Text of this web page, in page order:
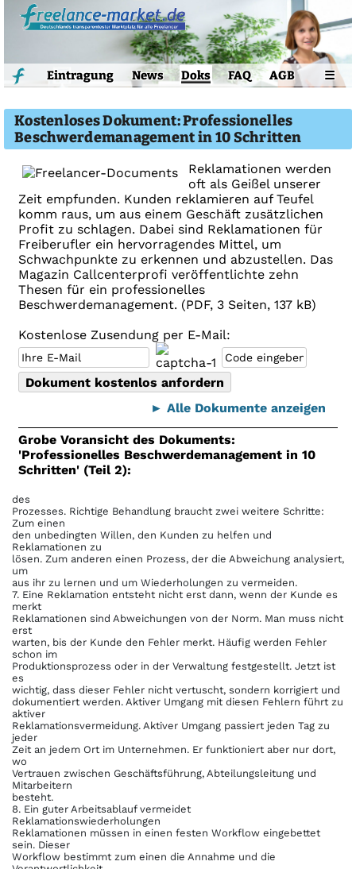
Eintragung News Doks FAQ AGB ☰
Kostenloses Dokument: Professionelles
Beschwerdemanagement in 10 Schritten
Reklamationen werden
oft als Geißel unserer
Zeit empfunden. Kunden reklamieren auf Teufel
komm raus, um aus einem Geschäft zusätzlichen
Profit zu schlagen. Dabei sind Reklamationen für
Freiberufler ein hervorragendes Mittel, um
Schwachpunkte zu erkennen und abzustellen. Das
Magazin Callcenterprofi veröffentlichte zehn
Thesen für ein professionelles
Beschwerdemanagement. (PDF, 3 Seiten, 137 kB)
Kostenlose Zusendung per E-Mail:
► Alle Dokumente anzeigen
Grobe Voransicht des Dokuments:
'Professionelles Beschwerdemanagement in 10
Schritten' (Teil 2):
des
Prozesses. Richtige Behandlung braucht zwei weitere Schritte:
Zum einen
den unbedingten Willen, den Kunden zu helfen und
Reklamationen zu
lösen. Zum anderen einen Prozess, der die Abweichung analysiert,
um
aus ihr zu lernen und um Wiederholungen zu vermeiden.
7. Eine Reklamation entsteht nicht erst dann, wenn der Kunde es
merkt
Reklamationen sind Abweichungen von der Norm. Man muss nicht
erst
warten, bis der Kunde den Fehler merkt. Häufig werden Fehler
schon im
Produktionsprozess oder in der Verwaltung festgestellt. Jetzt ist
es
wichtig, dass dieser Fehler nicht vertuscht, sondern korrigiert und
dokumentiert werden. Aktiver Umgang mit diesen Fehlern führt zu
aktiver
Reklamationsvermeidung. Aktiver Umgang passiert jeden Tag zu
jeder
Zeit an jedem Ort im Unternehmen. Er funktioniert aber nur dort,
wo
Vertrauen zwischen Geschäftsführung, Abteilungsleitung und
Mitarbeitern
besteht.
8. Ein guter Arbeitsablauf vermeidet
Reklamationswiederholungen
Reklamationen müssen in einen festen Workflow eingebettet
sein. Dieser
Workflow bestimmt zum einen die Annahme und die